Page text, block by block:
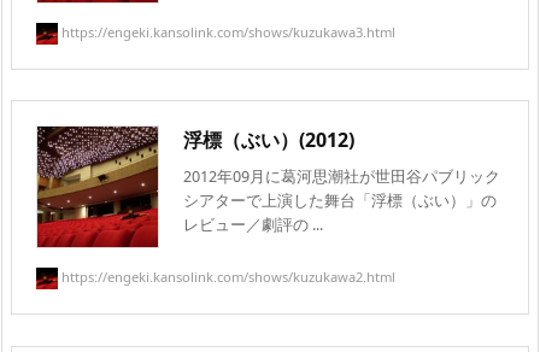
https://engeki.kansolink.com/shows/kuzukawa3.html
浮標（ぶい）(2012)
2012年09月に葛河思潮社が世田谷パブリック
シアターで上演した舞台「浮標（ぶい）」の
レビュー／劇評の ...
https://engeki.kansolink.com/shows/kuzukawa2.html